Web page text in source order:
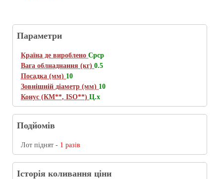
Параметри
Країна де вироблено Срср
Вага облнаднання (кг) 0.5
Посадка (мм) 10
Зовнішній діаметр (мм) 10
Конус (КМ**, ISO**) Ц.х
Подйомів
Лот піднят - 1 разів
Історія коливання ціни